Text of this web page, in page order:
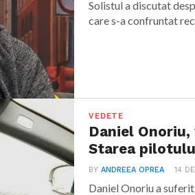
Solistul a discutat
care s-a confruntat
VEDETE
Daniel
Starea
BYANDREEA OPREA 14
Daniel Onoriu a